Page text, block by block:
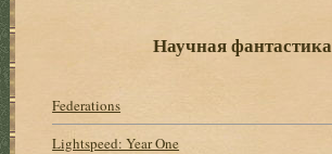
Научная фантастика
Federations
Lightspeed: Year One